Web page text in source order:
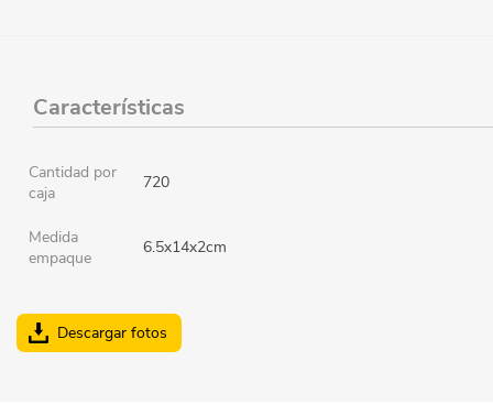
Características
Cantidad por
caja
720
Medida
empaque
6.5x14x2cm
Descargar fotos